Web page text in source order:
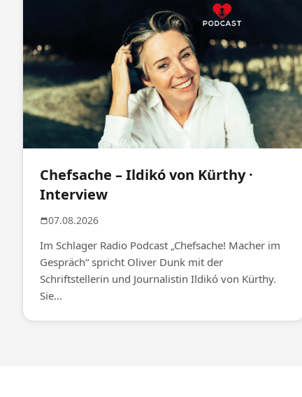
Chefsache – Ildikó von Kürthy ·
Interview
07.08.2026
Im Schlager Radio Podcast „Chefsache! Macher im
Gespräch“ spricht Oliver Dunk mit der
Schriftstellerin und Journalistin Ildikó von Kürthy.
Sie...